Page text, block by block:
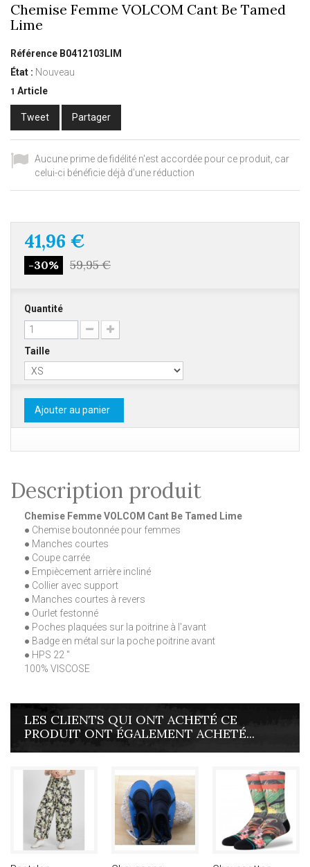
Chemise Femme VOLCOM Cant Be Tamed
Lime
Référence B0412103LIM
État : Nouveau
1 Article
Tweet Partager
Aucune prime de fidélité n'est accordée pour ce produit, car
celui-ci bénéficie déjà d'une réduction
41,96 €
-30% 59,95 €
Quantité
Taille
Ajouter au panier
Description produit
Chemise Femme VOLCOM Cant Be Tamed Lime
● Chemise boutonnée pour femmes
● Manches courtes
● Coupe carrée
● Empiècement arrière incliné
● Collier avec support
● Manches courtes à revers
● Ourlet festonné
● Poches plaquées sur la poitrine à l'avant
● Badge en métal sur la poche poitrine avant
● HPS 22 "
100% VISCOSE
LES CLIENTS QUI ONT ACHETÉ CE
PRODUIT ONT ÉGALEMENT ACHETÉ...